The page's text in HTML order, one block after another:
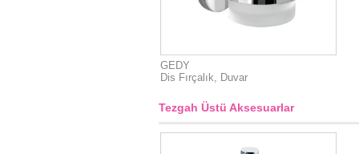
GEDY
Dis Fırçalık, Duvar
Tezgah Üstü Aksesuarlar